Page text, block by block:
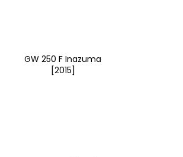
GW 250 F Inazuma
[2015]